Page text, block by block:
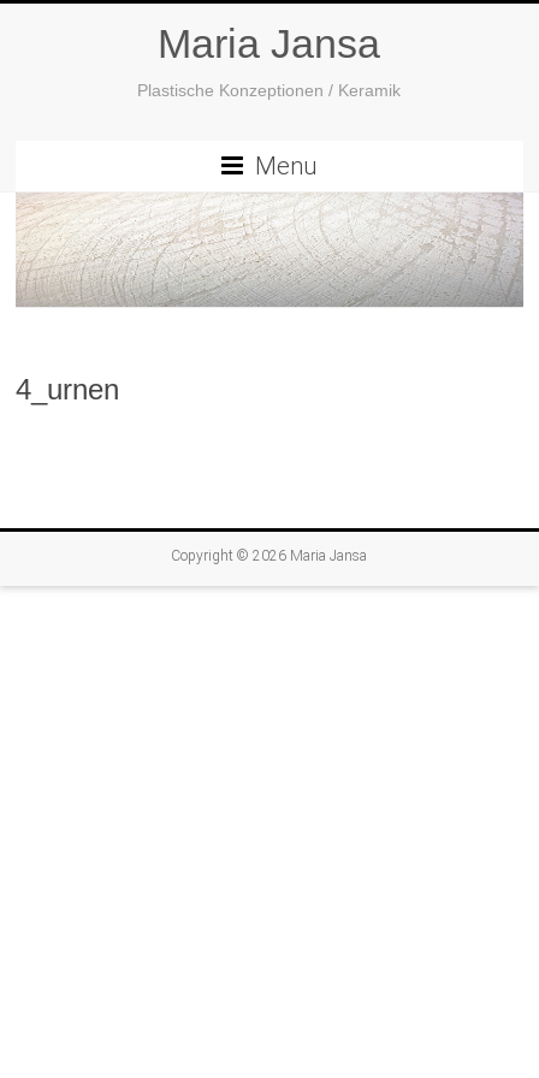
Maria Jansa
Plastische Konzeptionen / Keramik
Menu
4_urnen
Copyright © 2026 Maria Jansa